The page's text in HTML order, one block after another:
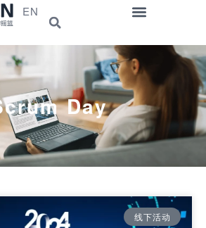
EN
Day
线下活动